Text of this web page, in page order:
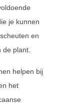
je kunnen
en
plant.
helpen bij
het